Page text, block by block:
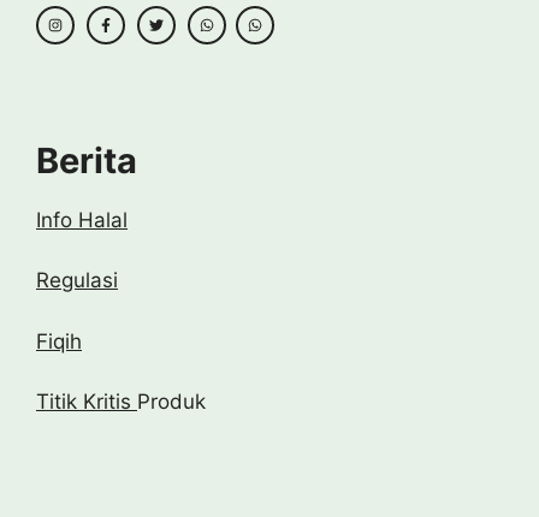
Berita
Info Halal
Regulasi
Fiqih
Titik Kritis Produk